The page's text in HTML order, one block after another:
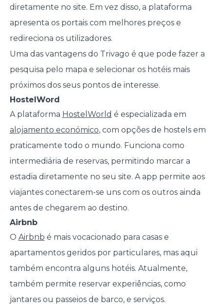
diretamente no site. Em vez disso, a plataforma
apresenta os portais com melhores preços e
redireciona os utilizadores.
Uma das vantagens do Trivago é que pode fazer a
pesquisa pelo mapa e selecionar os hotéis mais
próximos dos seus pontos de interesse.
HostelWord
A plataforma HostelWorld é especializada em
alojamento económico, com opções de hostels em
praticamente todo o mundo. Funciona como
intermediária de reservas, permitindo marcar a
estadia diretamente no seu site. A app permite aos
viajantes conectarem-se uns com os outros ainda
antes de chegarem ao destino.
Airbnb
O Airbnb é mais vocacionado para casas e
apartamentos geridos por particulares, mas aqui
também encontra alguns hotéis. Atualmente,
também permite reservar experiências, como
jantares ou passeios de barco, e serviços.